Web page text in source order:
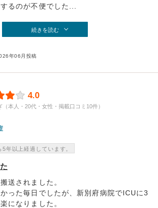
るのが不便でした...
続きを読む
年06月投稿
4.0
（本人・20代・女性・掲載口コミ10件）
年以上経過しています。
送されました。
った毎日でしたが、新別府病院でICUに3
になりました。